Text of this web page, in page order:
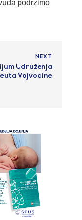
podržimo
NEXT
Udruženja
Vojvodine